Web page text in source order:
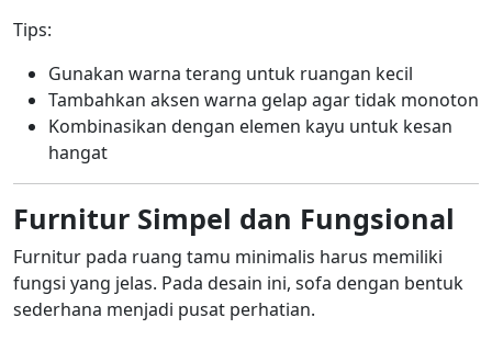
Tips:
Gunakan warna terang untuk ruangan kecil
Tambahkan aksen warna gelap agar tidak monoton
Kombinasikan dengan elemen kayu untuk kesan
hangat
Furnitur Simpel dan Fungsional
Furnitur pada ruang tamu minimalis harus memiliki
fungsi yang jelas. Pada desain ini, sofa dengan bentuk
sederhana menjadi pusat perhatian.